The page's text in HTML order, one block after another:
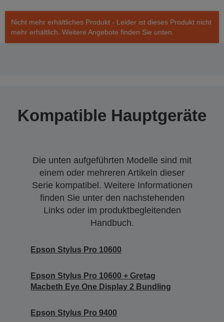
Nicht mehr erhältliches Produkt - Leider ist dieses Produkt nicht
mehr erhältlich. Weitere Angebote finden Sie unten.
Kompatible Hauptgeräte
Die unten aufgeführten Modelle sind mit
einem oder mehreren Artikeln dieser
Serie kompatibel. Weitere Informationen
finden Sie unter den nachstehenden
Links oder im produktbegleitenden
Handbuch.
Epson Stylus Pro 10600
Epson Stylus Pro 10600 + Gretag
Macbeth Eye One Display 2 Bundling
Epson Stylus Pro 9400